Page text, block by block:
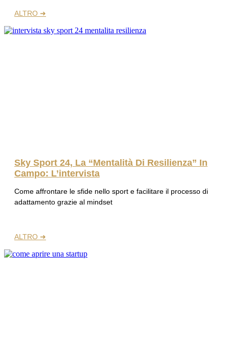
ALTRO ➜
Sky Sport 24, La “Mentalità Di Resilienza” In
Campo: L’intervista
Come affrontare le sfide nello sport e facilitare il processo di
adattamento grazie al mindset
ALTRO ➜